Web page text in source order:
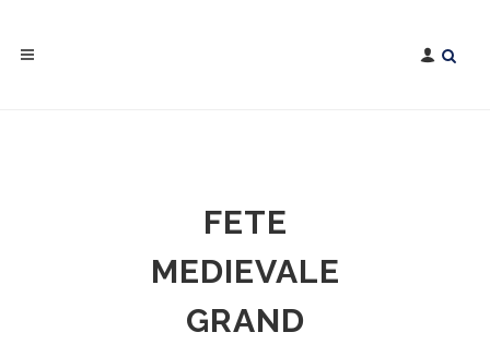
FETE
MEDIEVALE
GRAND